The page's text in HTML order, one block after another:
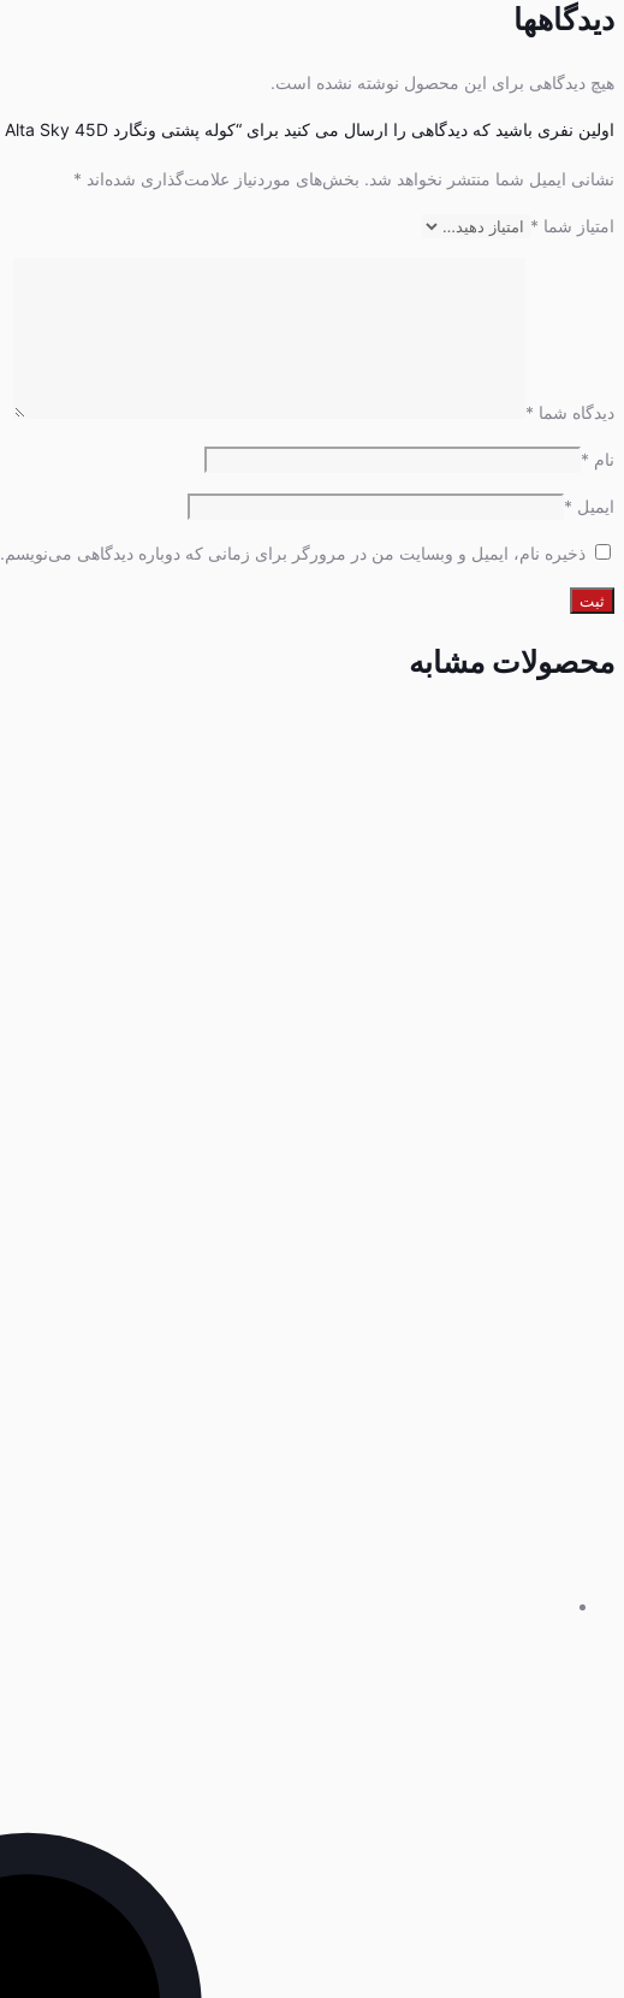
دیدگاهها
هیچ دیدگاهی برای این محصول نوشته نشده است.
اولین نفری باشید که دیدگاهی را ارسال می کنید برای “کوله پشتی ونگارد Vanguard Alta Sky 45D”
نشانی ایمیل شما منتشر نخواهد شد. بخش‌های موردنیاز علامت‌گذاری شده‌اند *
امتیاز شما *
دیدگاه شما *
نام *
ایمیل *
ذخیره نام، ایمیل و وبسایت من در مرورگر برای زمانی که دوباره دیدگاهی می‌نویسم.
محصولات مشابه